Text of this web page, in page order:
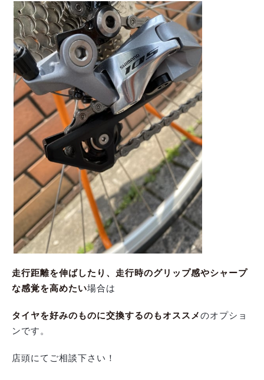
走行距離を伸ばしたり、走行時のグリップ感やシャープ
な感覚を高めたい場合は
タイヤを好みのものに交換するのもオススメのオプショ
ンです。
店頭にてご相談下さい！